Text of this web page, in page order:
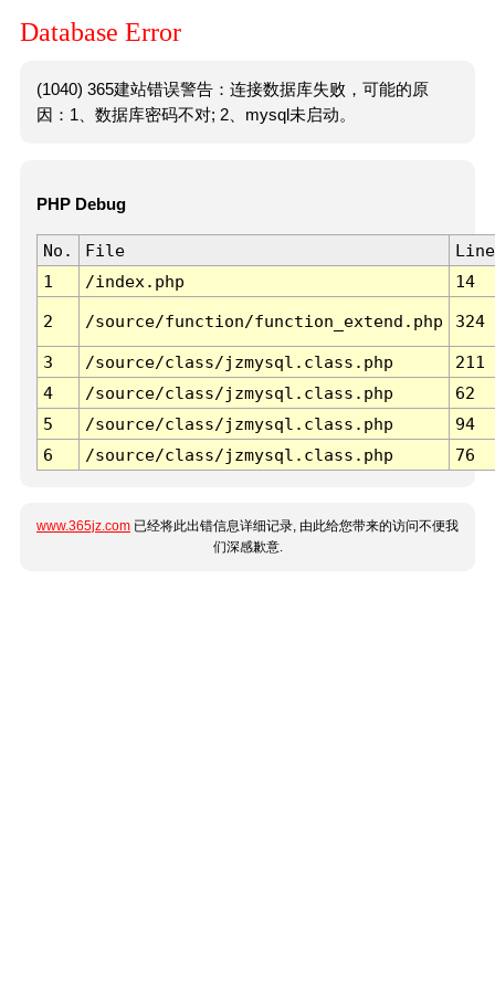
Database Error
(1040) 365建站错误警告：连接数据库失败，可能的原
因：1、数据库密码不对; 2、mysql未启动。
PHP Debug
No. File
Line
1
/index.php 14
2 /source/function/function_extend.php 324
3 /source/class/jzmysql.class.php
211
4
/source/class/jzmysql.class.php
62
5
/source/class/jzmysql.class.php
94
6
/source/class/jzmysql.class.php 76
www.365jz.com 已经将此出错信息详细记录, 由此给您带来的访问不便我
们深感歉意.